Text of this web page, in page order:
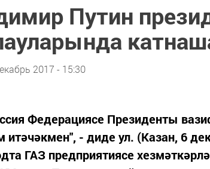
Путин
2017 - 15:30
Федерациясе Президенты
итәчәкмен", - диде ул. (Казан, 6
ГАЗ предприятиясе